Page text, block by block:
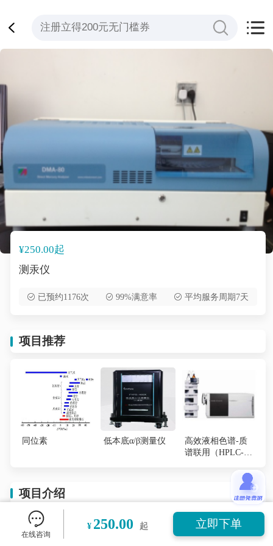
在线咨询
¥ 250.00 起 立即下单
¥250.00起
测汞仪
已预约1176次 99%满意率 平均服务周期7天
项目推荐
同位素 低本底α/β测量仪
高效液相色谱-质
谱联用（HPLC-M
项目介绍
直接测汞仪采用催化热解-金齐化-冷原子吸收的原
理。在氧气流的作用下，样品经干燥和高温分解，